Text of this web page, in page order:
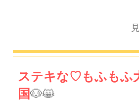
ステキな♡もふもふ
国🐶😸